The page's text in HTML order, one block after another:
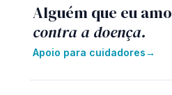
Alguém que eu amo
contra a doença.
Apoio para cuidadores→